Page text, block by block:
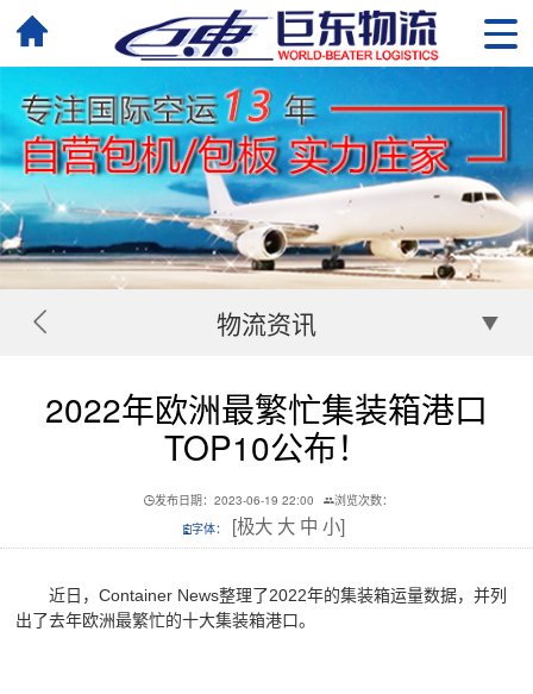
物流资讯
2022年欧洲最繁忙集装箱港口
TOP10公布！
发布日期：2023-06-19 22:00
浏览次数：
字体：
[极大 大 中 小]
近日，Container News整理了2022年的集装箱运量数据，并列
出了去年欧洲最繁忙的十大集装箱港口。